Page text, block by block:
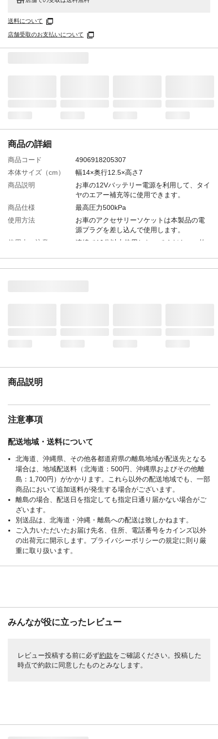
送料について
店舗受取のお支払いについて
商品の詳細
商品コード
4906918205307
本体サイズ（cm）
幅14×奥行12.5×高さ7
商品説明
お車の12Vバッテリー電源を利用して、タイ
ヤのエアー補充等に使用できます。
商品仕様
最高圧力500kPa
使用方法
お車のアクセサリーソケットは本製品の電
源プラグを差し込んで使用します。
使用上の注意
連続で10分以上使用しないでください。故
商品説明
注意事項
配送地域・送料について
北海道、沖縄県、その他各都道府県の離島地域が配送先となる
場合は、地域配送料（北海道：500円、沖縄県およびその他離
島：1,700円）がかかります。これら以外の配送地域でも、一部
商品において追加送料が発生する場合がございます。
離島の場合、配送日を指定しても指定日通り届かない場合がご
ざいます。
別送品は、北海道・沖縄・離島への配送は致しかねます。
ご入力いただいたお届け先名、住所、電話番号をカインズ以外
の出荷元に開示します。プライバシーポリシーの規定に則り厳
重に取り扱います。
みんなが役に立ったレビュー
レビュー投稿する前に必ず約款をご確認ください。投稿した
時点で約款に同意したものとみなします。